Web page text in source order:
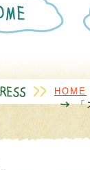
ー
ム
HOME
「